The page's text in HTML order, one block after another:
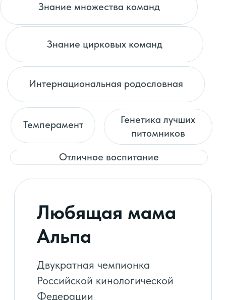
Малышам 2 месяца, живут
в Московской области в деревне
Барвиха, адрес уточним по
Принять в семью